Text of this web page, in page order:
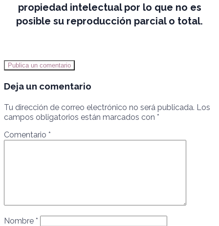
propiedad intelectual por lo que no es
posible su reproducción parcial o total.
Publica un comentario
Deja un comentario
Tu dirección de correo electrónico no será publicada. Los
campos obligatorios están marcados con *
Comentario *
Nombre *